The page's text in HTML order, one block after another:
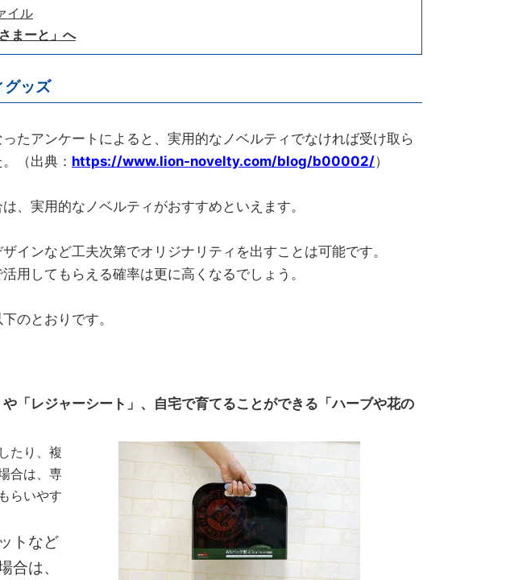
イル
まーと」へ
グッズ
たアンケートによると、実用的なノベルティでなければ受け取ら
（出典： https://www.lion-novelty.com/blog/b00002/）
、実用的なノベルティがおすすめといえます。
インなど工夫次第でオリジナリティを出すことは可能です。
用してもらえる確率は更に高くなるでしょう。
のとおりです。
「レジャーシート」、自宅で育てることができる「ハーブや花の
たり、複
合は、専
らいやす
トなど
合は、